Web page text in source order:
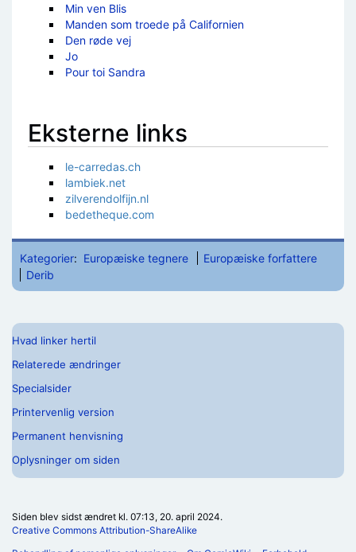
Min ven Blis
Manden som troede på Californien
Den røde vej
Jo
Pour toi Sandra
Eksterne links
le-carredas.ch
lambiek.net
zilverendolfijn.nl
bedetheque.com
Kategorier: Europæiske tegnere
Europæiske forfattere
Derib
Hvad linker hertil
Relaterede ændringer
Specialsider
Printervenlig version
Permanent henvisning
Oplysninger om siden
Siden blev sidst ændret kl. 07:13, 20. april 2024.
Creative Commons Attribution-ShareAlike